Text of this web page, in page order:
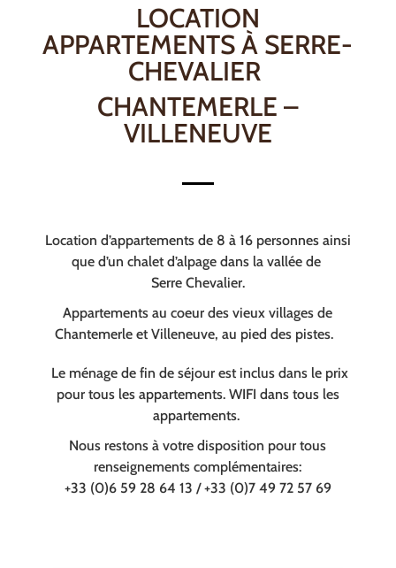
LOCATION
APPARTEMENTS À SERRE-
CHEVALIER
CHANTEMERLE –
VILLENEUVE
Location d’appartements de 8 à 16 personnes ainsi
que d’un chalet d’alpage dans la vallée de
Serre Chevalier.
Appartements au coeur des vieux villages de
Chantemerle et Villeneuve, au pied des pistes.
Le ménage de fin de séjour est inclus dans le prix
pour tous les appartements. WIFI dans tous les
appartements.
Nous restons à votre disposition pour tous
renseignements complémentaires:
+33 (0)6 59 28 64 13 / +33 (0)7 49 72 57 69